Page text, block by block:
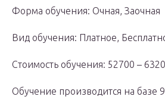
Форма обучения: Очная, Заочная
Вид обучения: Платное,
Стоимость обучения: 52700 –
Обучение производится на базе